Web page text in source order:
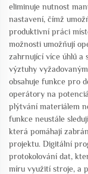
eliminuje nutnost
nastavení, čímž
produktivní práci
možnosti umožňují
zahrnující více úhlů a
výztuhy
obsahuje funkce pro
operátory na
plýtvání materiálem
funkce neustále
která pomáhají
projektu. Digitální
protokolování dat,
míru využití stroje, a